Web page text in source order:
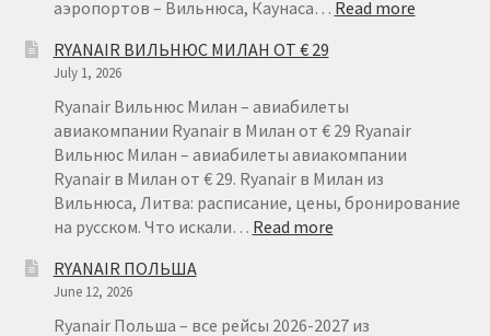
аэропортов – Вильнюса, Каунаса… Read more:
RYANAIR ВИЛЬНЮС МИЛАН ОТ € 29
July 1, 2026
Ryanair Вильнюс Милан – авиабилеты
авиакомпании Ryanair в Милан от € 29 Ryanair
Вильнюс Милан – авиабилеты авиакомпании
Ryanair в Милан от € 29. Ryanair в Милан из
Вильнюса, Литва: расписание, цены, бронирование
на русском. Что искали… Read more:
ОТ
RYANAIR ПОЛЬША
June 12, 2026
Ryanair Польша – все рейсы 2026-2027 из